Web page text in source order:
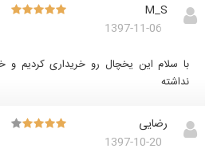
M_S
1397-11-06
با سلام این یخچال رو خریداری کردیم و
نداشته
رضایی
1397-10-20